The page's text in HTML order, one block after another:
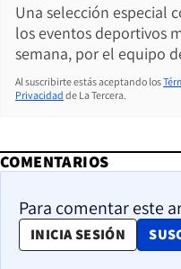
Una selección especial
los eventos deportivos
semana, por el equipo
Al suscribirte estás aceptando los
Privacidad de La Tercera.
COMENTARIOS
Para comentar este
INICIA SESIÓN